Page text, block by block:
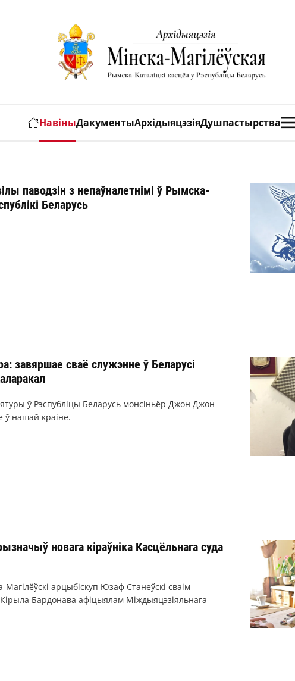
НавіныДакументыАрхідыяцэзіяДушпастырства
паводзін з непаўналетнімі ў Рымска-
Беларусь
завяршае сваё служэнне ў Беларусі
ў Рэспубліцы Беларусь монсіньёр Джон Джон
ў нашай краіне.
новага кіраўніка Касцёльнага суда
Магілёўскі арцыбіскуп Юзаф Станеўскі сваім
Бардонава афіцыялам Міждыяцэзіяльнага